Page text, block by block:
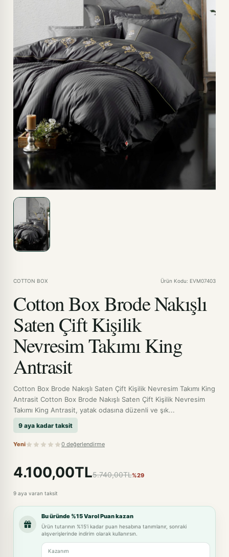
COTTON BOX Ürün Kodu: EVM07403
Cotton Box Brode Nakışlı
Saten Çift Kişilik
Nevresim Takımı King
Antrasit
Cotton Box Brode Nakışlı Saten Çift Kişilik Nevresim Takımı King
Antrasit Cotton Box Brode Nakışlı Saten Çift Kişilik Nevresim
Takımı King Antrasit, yatak odasına düzenli ve şık...
9 aya kadar taksit
Yeni 0 değerlendirme
4.100,00TL5.740,00TL%29
9 aya varan taksit
Bu üründe %15 Varol Puan kazan
Ürün tutarının %15'i kadar puan hesabına tanımlanır, sonraki
alışverişlerinde indirim olarak kullanırsın.
Kazanım